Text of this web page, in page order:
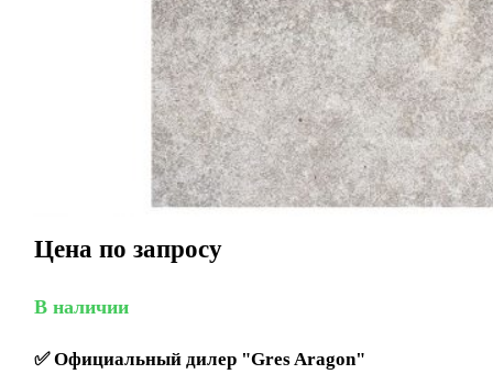
Цена по запросу
В наличии
✅Официальный дилер "Gres Aragon"